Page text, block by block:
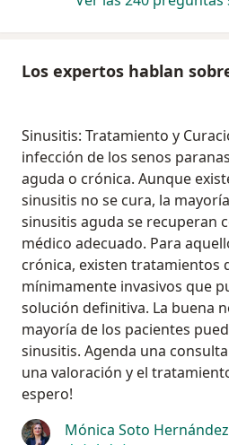
Los expertos hablan
Sinusitis: Tratamiento y
infección de los senos
aguda o crónica. Aunque
sinusitis no se cura, la
sinusitis aguda se recuperan
médico adecuado. Para
crónica, existen tratamientos
mínimamente invasivos que
solución definitiva. La buena
mayoría de los pacientes
sinusitis. Agenda una
una valoración y el
espero!
Mónica Soto Hernández